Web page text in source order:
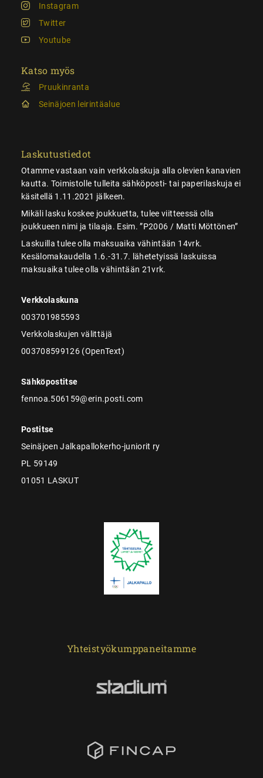
Instagram
Twitter
Youtube
Katso myös
Pruukinranta
Seinäjoen leirintäalue
Laskutustiedot
Otamme vastaan vain verkkolaskuja alla olevien kanavien
kautta. Toimistolle tulleita sähköposti- tai paperilaskuja ei
käsitellä 1.11.2021 jälkeen.
Mikäli lasku koskee joukkuetta, tulee viitteessä olla
joukkueen nimi ja tilaaja. Esim. ”P2006 / Matti Möttönen”
Laskuilla tulee olla maksuaika vähintään 14vrk.
Kesälomakaudella 1.6.-31.7. lähetetyissä laskuissa
maksuaika tulee olla vähintään 21vrk.
Verkkolaskuna
003701985593
Verkkolaskujen välittäjä
003708599126 (OpenText)
Sähköpostitse
fennoa.506159@erin.posti.com
Postitse
Seinäjoen Jalkapallokerho-juniorit ry
PL 59149
01051 LASKUT
Yhteistyökumppaneitamme